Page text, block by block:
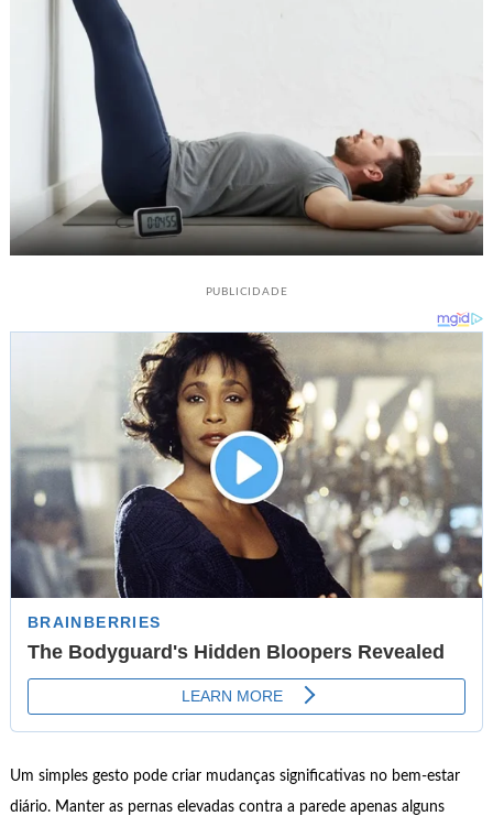
PUBLICIDADE
Um simples gesto pode criar mudanças significativas no bem-estar
diário. Manter as pernas elevadas contra a parede apenas alguns